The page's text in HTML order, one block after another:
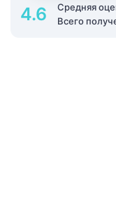
4.6
Средняя
Всего